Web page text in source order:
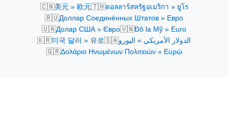
🇨🇳美元 » 欧元🇹🇭ดอลลาร์สหรัฐอเมริกา » ยูโร
🇷🇺Доллар Соединённых Штатов » Евро
🇺🇦Долар США » Євро🇻🇳Đô la Mỹ » Euro
🇰🇷미국 달러 » 유로🇸🇦الدولار الأمريكي » اليورو
🇬🇷Δολάριο Ηνωμένων Πολιτειών » Ευρώ